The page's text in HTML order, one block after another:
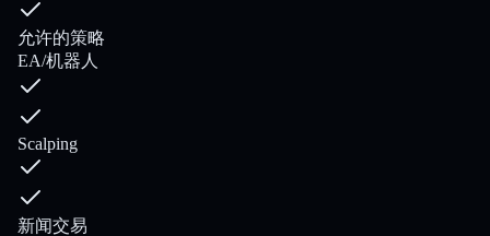
允许的策略
EA/机器人
Scalping
新闻交易